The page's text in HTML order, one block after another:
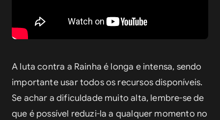
A luta contra a Rainha é longa e intensa, sendo
importante usar todos os recursos disponíveis.
Se achar a dificuldade muito alta, lembre-se de
que é possível reduzi-la a qualquer momento no